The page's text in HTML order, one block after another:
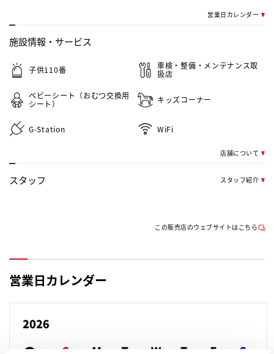
営業日カレンダー
施設情報・ サービス
子供110番
車検・整備・メンテナンス取
扱店
ベビーシート（おむつ交換用
シート）
キッズコーナー
G-Station WiFi
店舗について
スタッフ スタッフ紹介
この販売店のウェブサイトはこちら
営業日カレンダー